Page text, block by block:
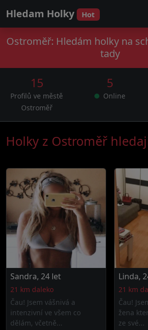
Hledam Holky Hot
Ostroměř: Hledám holky na
tady
15
Profilů ve městě
Ostroměř
5
Online
Holky z Ostroměř
Sandra, 24 let
21 km daleko
Čau! Jsem vášnivá a
intenzivní ve všem co
dělám, včetně...
Linda,
21 km
Čau!
žena
ze své...